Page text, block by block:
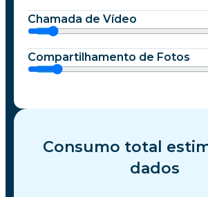
Chamada de Vídeo
Compartilhamento de Fotos
Consumo total
dados